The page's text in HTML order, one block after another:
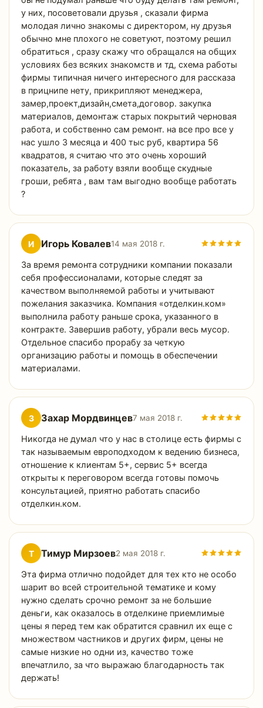
у них, посоветовали друзья , сказали фирма
молодая лично знакомы с директором, ну друзья
обычно мне плохого не советуют, поэтому решил
обратиться , сразу скажу что обращался на общих
условиях без всяких знакомств и тд, схема работы
фирмы типичная ничего интересного для рассказа
в прицнипе нету, прикрипляют менеджера,
замер,проект,дизайн,смета,договор. закупка
материалов, демонтаж старых покрытий черновая
работа, и собственно сам ремонт. на все про все у
нас ушло 3 месяца и 400 тыс руб, квартира 56
квадратов, я считаю что это очень хороший
показатель, за работу взяли вообще скудные
гроши, ребята , вам там выгодно вообще работать
?
И Игорь Ковалев14 мая 2018 г.
За время ремонта сотрудники компании показали
себя профессионалами, которые следят за
качеством выполняемой работы и учитывают
пожелания заказчика. Компания «отделкин.ком»
выполнила работу раньше срока, указанного в
контракте. Завершив работу, убрали весь мусор.
Отдельное спасибо прорабу за четкую
организацию работы и помощь в обеспечении
материалами.
З Захар Мордвинцев7 мая 2018 г.
Никогда не думал что у нас в столице есть фирмы с
так называемым европодходом к ведению бизнеса,
отношение к клиентам 5+, сервис 5+ всегда
открыты к переговором всегда готовы помочь
консультацией, приятно работать спасибо
отделкин.ком.
Т Тимур Мирзоев2 мая 2018 г.
Эта фирма отлично подойдет для тех кто не особо
шарит во всей строительной тематике и кому
нужно сделать срочно ремонт за не большие
деньги, как оказалось в отделкине приемлимые
цены я перед тем как обратится сравнил их еще с
множеством частников и других фирм, цены не
самые низкие но одни из, качество тоже
впечатлило, за что выражаю благодарность так
держать!